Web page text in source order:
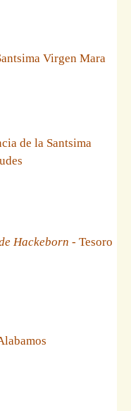
Virgen Mara
de la Santsima
Hackeborn - Tesoro